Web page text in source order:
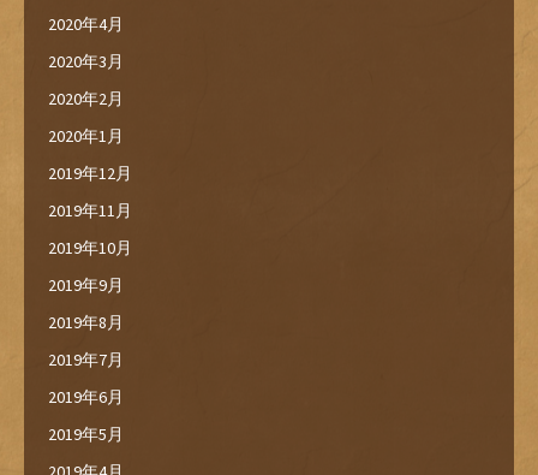
2020年4月
2020年3月
2020年2月
2020年1月
2019年12月
2019年11月
2019年10月
2019年9月
2019年8月
2019年7月
2019年6月
2019年5月